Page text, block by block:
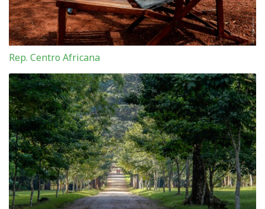
Rep. Centro Africana